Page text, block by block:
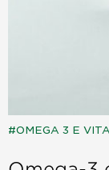
OMEGA 3 E